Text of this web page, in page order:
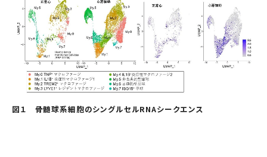
図１ 骨髄球系細胞のシングルセルRNAシークエンス